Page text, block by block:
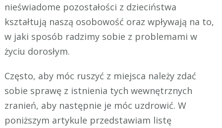
nieświadome pozostałości z dzieciństwa
kształtują naszą osobowość oraz wpływają na to,
w jaki sposób radzimy sobie z problemami w
życiu dorosłym.
Często, aby móc ruszyć z miejsca należy zdać
sobie sprawę z istnienia tych wewnętrznych
zranień, aby następnie je móc uzdrowić. W
poniższym artykule przedstawiam listę